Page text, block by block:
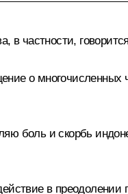
в частности,
о
боль и скорбь
в